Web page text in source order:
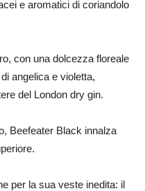
e aromatici di coriandolo
con una dolcezza floreale
angelica e violetta,
del London dry gin.
Beefeater Black innalza
per la sua veste inedita: il